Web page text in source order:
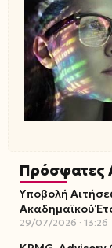
Πρόσφατες
Υποβολή
Ακαδημαϊκού
29/07/2026 13:26